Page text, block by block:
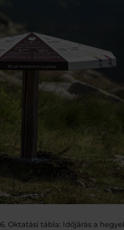
6. Oktatási tábla: Időjárás a